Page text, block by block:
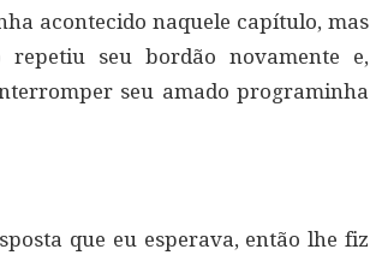
acontecido naquele capítulo, mas
seu bordão novamente e,
seu amado programinha
que eu esperava, então lhe fiz